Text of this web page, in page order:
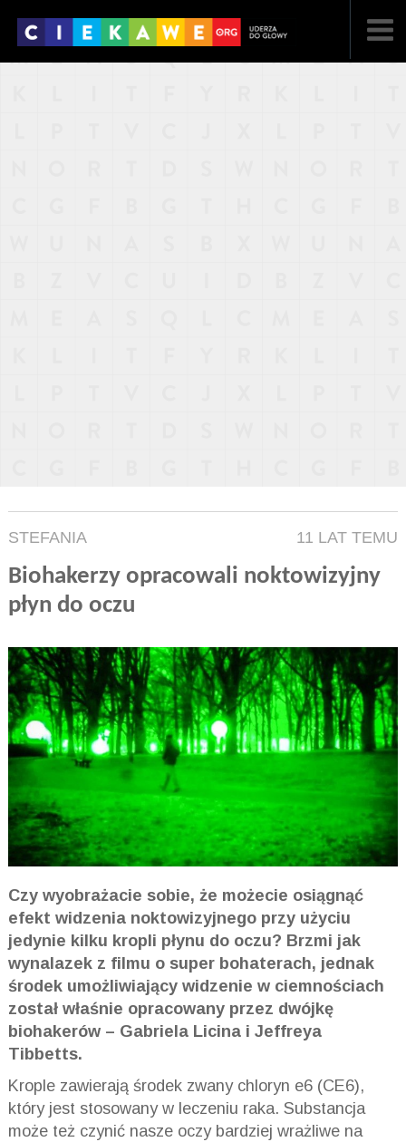
STEFANIA 11 LAT TEMU
Biohakerzy opracowali noktowizyjny
płyn do oczu
Czy wyobrażacie sobie, że możecie osiągnąć
efekt widzenia noktowizyjnego przy użyciu
jedynie kilku kropli płynu do oczu? Brzmi jak
wynalazek z filmu o super bohaterach, jednak
środek umożliwiający widzenie w ciemnościach
został właśnie opracowany przez dwójkę
biohakerów – Gabriela Licina i Jeffreya
Tibbetts.
Krople zawierają środek zwany chloryn e6 (CE6),
który jest stosowany w leczeniu raka. Substancja
może też czynić nasze oczy bardziej wrażliwe na